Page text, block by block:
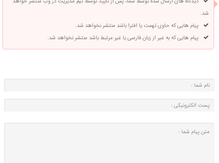
شد.
پیام هایی که حاوی تهمت یا افترا باشد منتشر نخواهد شد.
پیام هایی که به غیر از زبان فارسی یا غیر مرتبط باشد منتشر نخواهد شد.